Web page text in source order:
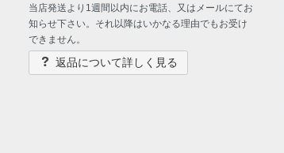
当店発送より1週間以内にお電話、又はメールにてお
知らせ下さい。それ以降はいかなる理由でもお受け
できません。
返品について詳しく見る